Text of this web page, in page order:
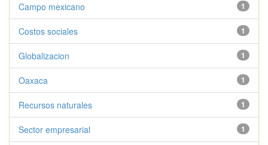
1
Campo mexicano
1
Costos sociales
1
Globalizacion
1
Oaxaca
1
Recursos naturales
1
Sector empresarial